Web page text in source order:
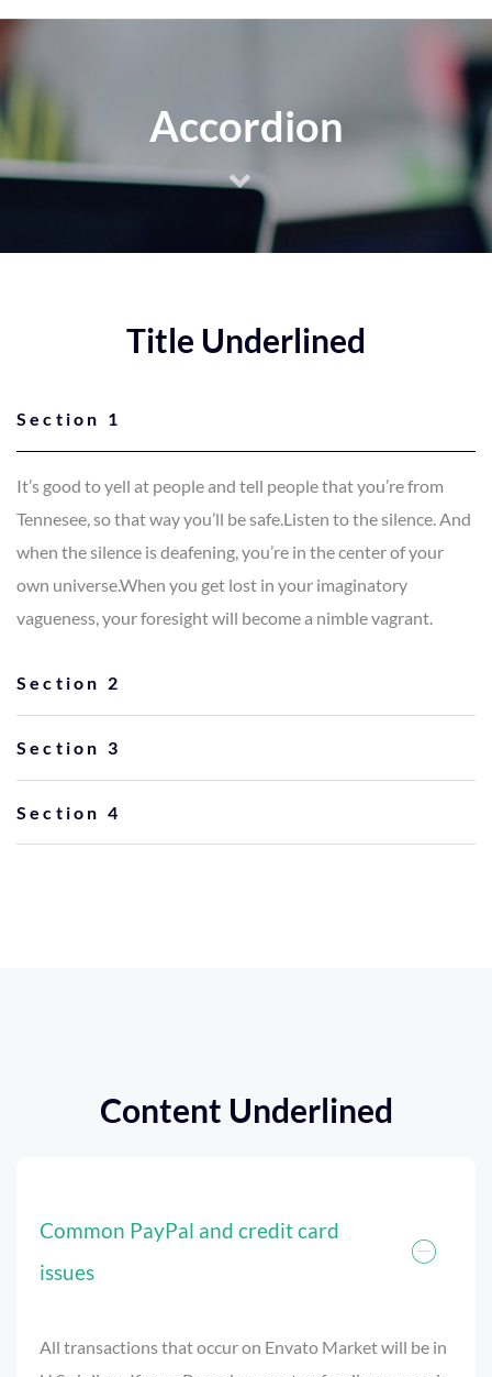
Accordion
Title Underlined
Section 1
It’s good to yell at people and tell people that you’re from
Tennesee, so that way you’ll be safe.Listen to the silence. And
when the silence is deafening, you’re in the center of your
own universe.When you get lost in your imaginatory
vagueness, your foresight will become a nimble vagrant.
Section 2
Section 3
Section 4
Content Underlined
Common PayPal and credit card
issues
All transactions that occur on Envato Market will be in